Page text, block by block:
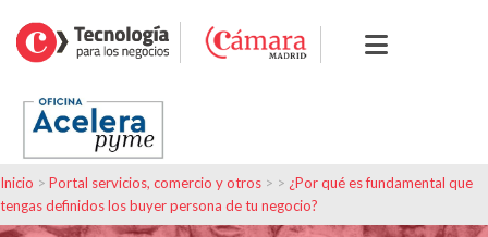
Inicio > Portal servicios, comercio y otros > > ¿Por qué es fundamental que
tengas definidos los buyer persona de tu negocio?